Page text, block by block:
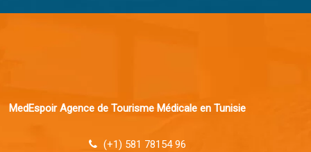
MedEspoir Agence de Tourisme Médicale en Tunisie
(+1) 581 78154 96